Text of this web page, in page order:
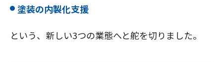
塗装の内製化支援
という、新しい3つの業態へと舵を切りました。